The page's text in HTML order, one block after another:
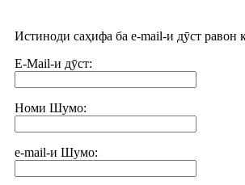
Истиноди саҳифа ба e-mail-и дӯст равон
E-Mail-и дӯст:
Номи Шумо:
e-mail-и Шумо: